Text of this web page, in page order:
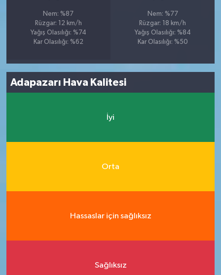
Nem: %87
Rüzgar: 12 km/h
Yağış Olasılığı: %74
Kar Olasılığı: %62
Nem: %77
Rüzgar: 18 km/h
Yağış Olasılığı: %84
Kar Olasılığı: %50
Adapazarı Hava Kalitesi
İyi
Orta
Hassaslar için sağlıksız
Sağlıksız